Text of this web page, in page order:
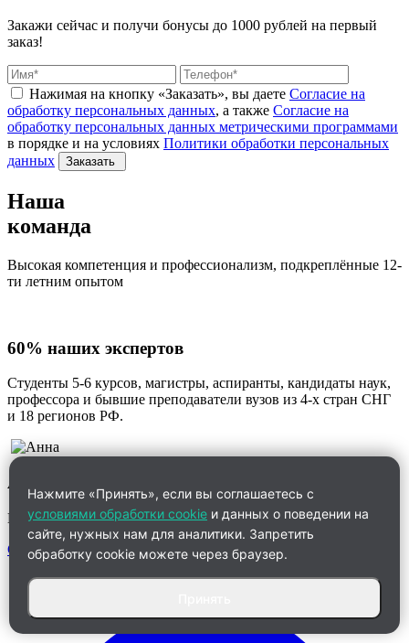
Закажи сейчас и получи бонусы до 1000 рублей на первый
заказ!
Нажимая на кнопку «Заказать», вы даете Согласие на
обработку персональных данных, а также Согласие на
обработку персональных данных метрическими программами
в порядке и на условиях Политики обработки персональных
данных
Заказать
Наша
команда
Высокая компетенция и профессионализм, подкреплённые 12-
ти летним опытом
60% наших экспертов
Студенты 5-6 курсов, магистры, аспиранты, кандидаты наук,
профессора и бывшие преподаватели вузов из 4-х стран СНГ
и 18 регионов РФ.
Анна
Менеджер по работе с клиентами
Связаться
Нажмите «Принять», если вы соглашаетесь с
условиями обработки cookie и данных о поведении на
сайте, нужных нам для аналитики. Запретить
обработку cookie можете через браузер.